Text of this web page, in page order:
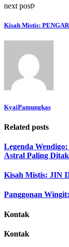
next post
Kisah Mistis:
KyaiPamungkas
Related posts
Legenda
Astral Paling
Kisah Mistis: JIN
Panggonan
Kontak
Kontak